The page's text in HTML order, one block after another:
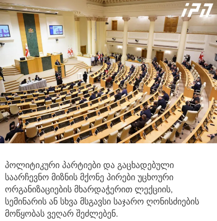
პოლიტიკური პარტიები და გაცხადებული
საარჩევნო მიზნის მქონე პირები უცხოური
ორგანიზაციების მხარდაჭერით ლექციის,
სემინარის ან სხვა მსგავსი საჯარო ღონისძიების
მოწყობას ვეღარ შეძლებენ.